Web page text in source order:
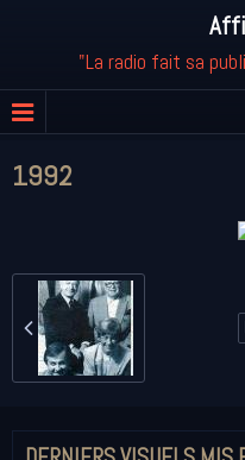
"La radio fait sa
1992